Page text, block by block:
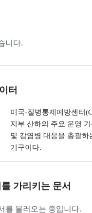
니다.
터
미국-질병통제예방센터
지부 산하의 주요 운영
및 감염병 대응을 총괄하
기구이다.
가리키는 문서
를 불러오는 중입니다.